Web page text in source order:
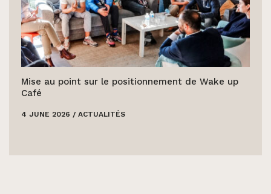
Mise au point sur le positionnement de Wake up
Café
4 JUNE 2026 / ACTUALITÉS